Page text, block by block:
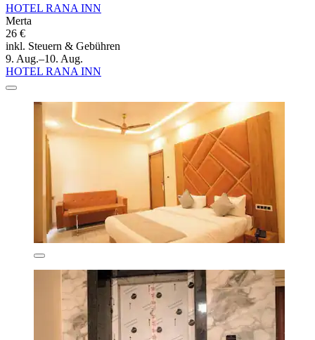
HOTEL RANA INN
Merta
26 €
inkl. Steuern & Gebühren
9. Aug.–10. Aug.
HOTEL RANA INN